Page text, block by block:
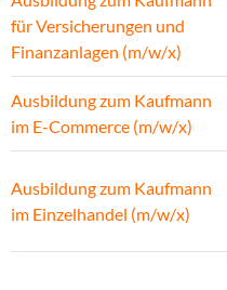
für Versicherungen und
Finanzanlagen (m/w/x)
Ausbildung zum Kaufmann
im E-Commerce (m/w/x)
Ausbildung zum Kaufmann
im Einzelhandel (m/w/x)